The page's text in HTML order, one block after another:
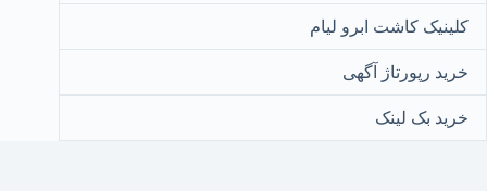
کلینیک کاشت ابرو لیام
خرید رپورتاژ آگهی
خرید بک لینک